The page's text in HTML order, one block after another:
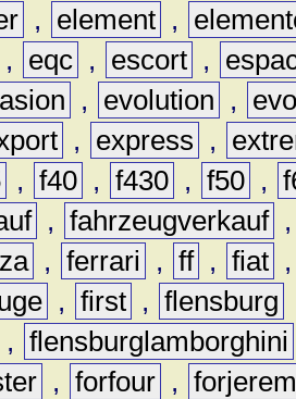
, element ,
, eqc , escort ,
, evolution ,
, express ,
, f40 , f430 , f50 ,
, fahrzeugverkauf
, ferrari , ff , fiat
, first , flensburg
, flensburglamborghini
, forfour ,